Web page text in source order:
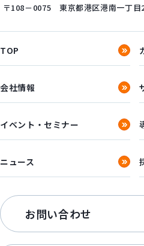
〒108－0075 東京都港区港南一丁目
TOP
会社情報
イベント・セミナー
ニュース
お問い合わせ